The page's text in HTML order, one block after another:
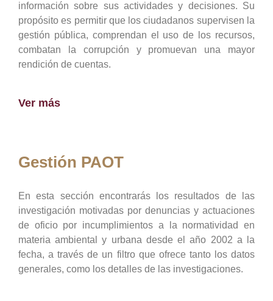
información sobre sus actividades y decisiones. Su
propósito es permitir que los ciudadanos supervisen la
gestión pública, comprendan el uso de los recursos,
combatan la corrupción y promuevan una mayor
rendición de cuentas.
Ver más
Gestión PAOT
En esta sección encontrarás los resultados de las
investigación motivadas por denuncias y actuaciones
de oficio por incumplimientos a la normatividad en
materia ambiental y urbana desde el año 2002 a la
fecha, a través de un filtro que ofrece tanto los datos
generales, como los detalles de las investigaciones.